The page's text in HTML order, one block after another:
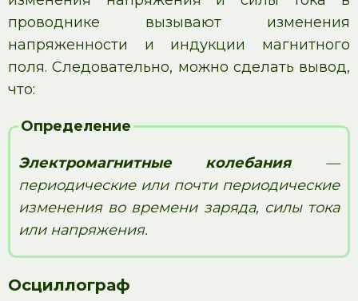
проводнике вызывают изменения
напряженности и индукции магнитного
поля. Следовательно, можно сделать вывод,
что:
Определение
Электромагнитные колебания—
периодические или почти периодические
изменения во времени заряда, силы тока
или напряжения.
Осциллограф